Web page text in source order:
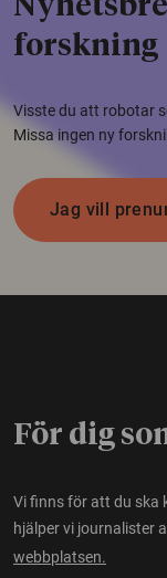
forskning
Visste du att robotar
Missa ingen ny
Jag vill
För dig
Vi finns för att du ska
hjälper vi journalister
webbplatsen.